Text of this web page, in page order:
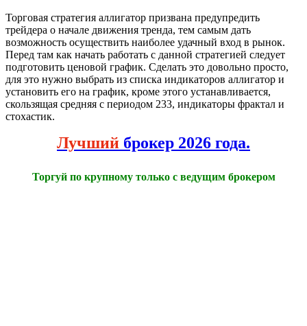
Торговая стратегия аллигатор призвана предупредить
трейдера о начале движения тренда, тем самым дать
возможность осуществить наиболее удачный вход в рынок.
Перед там как начать работать с данной стратегией следует
подготовить ценовой график. Сделать это довольно просто,
для это нужно выбрать из списка индикаторов аллигатор и
установить его на график, кроме этого устанавливается,
скользящая средняя с периодом 233, индикаторы фрактал и
стохастик.
Лучший брокер 2026 года.
Торгуй по крупному только с ведущим брокером